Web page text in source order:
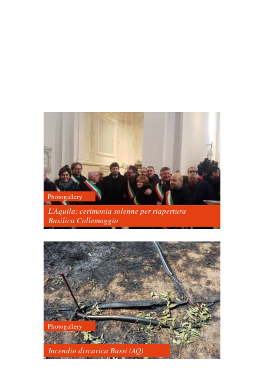
Photogallery
L’Aquila: cerimonia solenne per riapertura
Basilica Collemaggio
Photogallery
Incendio discarica Bussi (AQ)